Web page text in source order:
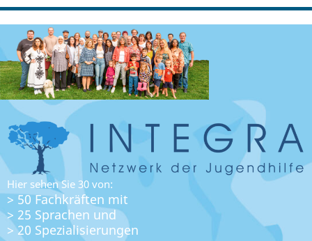
Hier sehen Sie 30 von:
> 50 Fachkräften mit
> 25 Sprachen und
> 20 Spezialisierungen